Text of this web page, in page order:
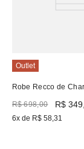
Outlet
Robe Recco de
R$ 698,00 R$ 349
6x de R$ 58,31